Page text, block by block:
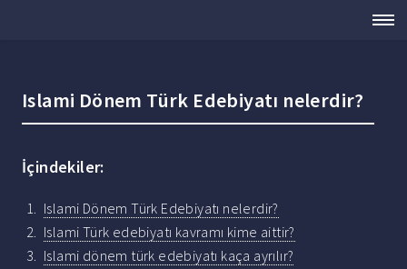
Islami Dönem Türk Edebiyatı nelerdir?
İçindekiler:
Islami Dönem Türk Edebiyatı nelerdir?
Islami Türk edebiyatı kavramı kime aittir?
Islami dönem türk edebiyatı kaça ayrılır?